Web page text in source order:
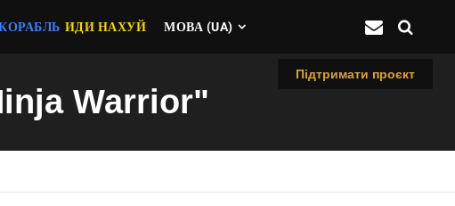
ИДИ НАХУЙ МОВА (UA)
Підтримати проєкт
Warrior"